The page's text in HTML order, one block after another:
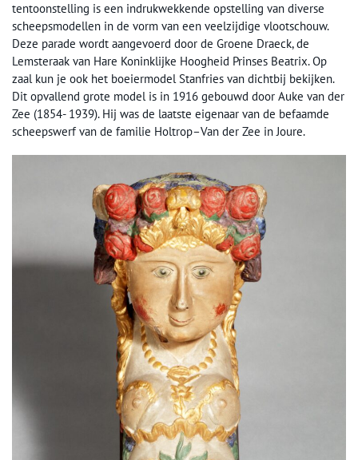
tentoonstelling is een indrukwekkende opstelling van diverse
scheepsmodellen in de vorm van een veelzijdige vlootschouw.
Deze parade wordt aangevoerd door de Groene Draeck, de
Lemsteraak van Hare Koninklijke Hoogheid Prinses Beatrix. Op
zaal kun je ook het boeiermodel Stanfries van dichtbij bekijken.
Dit opvallend grote model is in 1916 gebouwd door Auke van der
Zee (1854- 1939). Hij was de laatste eigenaar van de befaamde
scheepswerf van de familie Holtrop–Van der Zee in Joure.